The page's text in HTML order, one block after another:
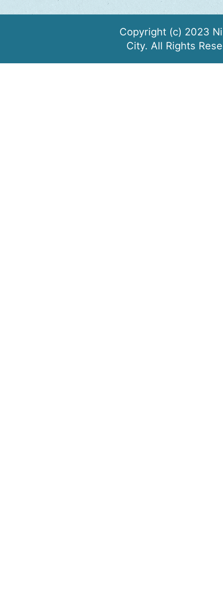
Copyright (c) 2023
City. All Rights